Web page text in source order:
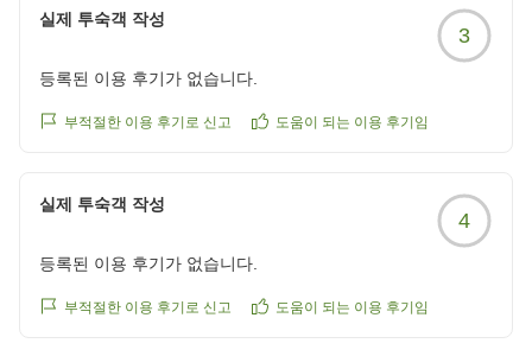
실제 투숙객 작성
3
등록된 이용 후기가 없습니다.
부적절한 이용 후기로 신고 도움이 되는 이용 후기임
실제 투숙객 작성
4
등록된 이용 후기가 없습니다.
부적절한 이용 후기로 신고 도움이 되는 이용 후기임